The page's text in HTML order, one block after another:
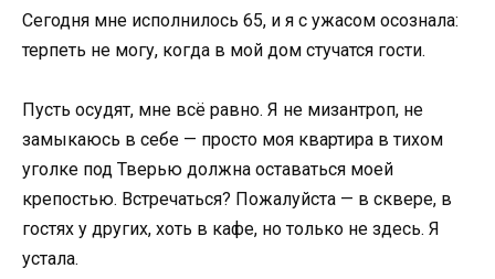
Сегодня мне исполнилось 65, и я с ужасом осознала:
терпеть не могу, когда в мой дом стучатся гости.
Пусть осудят, мне всё равно. Я не мизантроп, не
замыкаюсь в себе — просто моя квартира в тихом
уголке под Тверью должна оставаться моей
крепостью. Встречаться? Пожалуйста — в сквере, в
гостях у других, хоть в кафе, но только не здесь. Я
устала.